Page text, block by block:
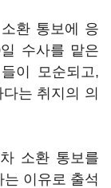
환 통보에 응
수사를 맡은
이 모순되고,
는 취지의 의
소환 통보를
이유로 출석